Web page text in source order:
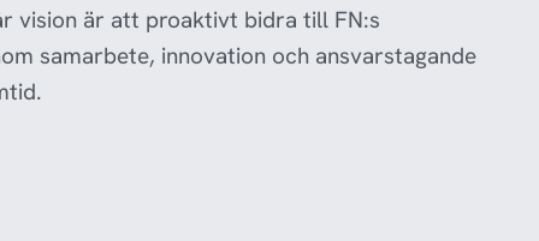
vision är att proaktivt bidra till FN:s
samarbete, innovation och ansvarstagande